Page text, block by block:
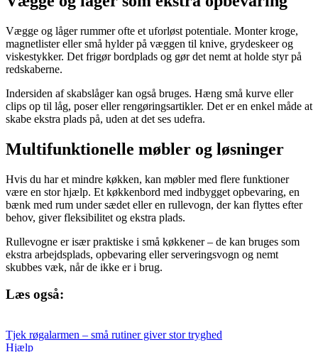
Vægge og låger rummer ofte et uforløst potentiale. Monter kroge,
magnetlister eller små hylder på væggen til knive, grydeskeer og
viskestykker. Det frigør bordplads og gør det nemt at holde styr på
redskaberne.
Indersiden af skabslåger kan også bruges. Hæng små kurve eller
clips op til låg, poser eller rengøringsartikler. Det er en enkel måde at
skabe ekstra plads på, uden at det ses udefra.
Multifunktionelle møbler og løsninger
Hvis du har et mindre køkken, kan møbler med flere funktioner
være en stor hjælp. Et køkkenbord med indbygget opbevaring, en
bænk med rum under sædet eller en rullevogn, der kan flyttes efter
behov, giver fleksibilitet og ekstra plads.
Rullevogne er især praktiske i små køkkener – de kan bruges som
ekstra arbejdsplads, opbevaring eller serveringsvogn og nemt
skubbes væk, når de ikke er i brug.
Læs også:
Tjek røgalarmen – små rutiner giver stor tryghed
Hjælp